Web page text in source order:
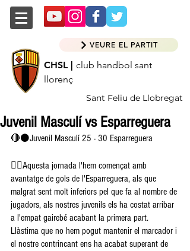
CHSL | club handbol sant
llorenç
Sant Feliu de Llobregat
VEURE EL PARTIT
Juvenil Masculí vs Esparreguera
🔴⚫️Juvenil Masculí 25 - 30 Esparreguera
👉🏽Aquesta jornada l'hem començat amb
avantatge de gols de l'Esparreguera, als que
malgrat sent molt inferiors pel que fa al nombre de
jugadors, als nostres juvenils els ha costat arribar
a l'empat gairebé acabant la primera part.
Llàstima que no hem pogut mantenir el marcador i
el nostre contrincant ens ha acabat superant de